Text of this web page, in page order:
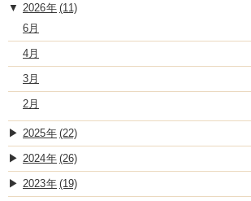
2026
(11)
6月
4月
3月
2月
2025 (22)
2024 (26)
2023 (19)